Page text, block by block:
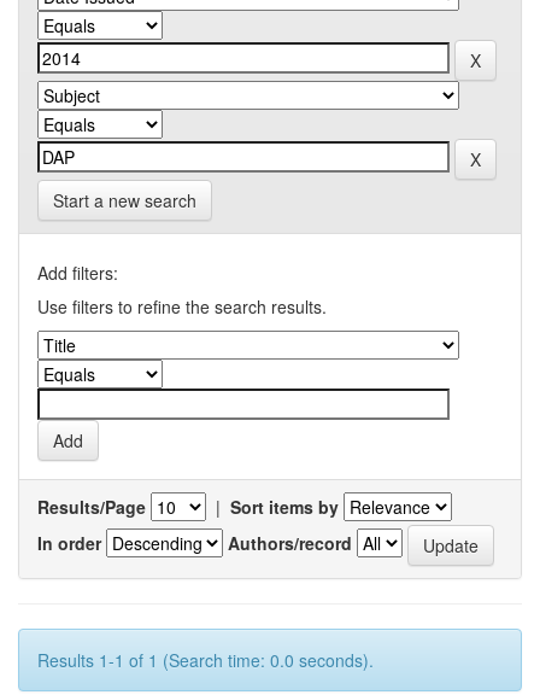
Start a new search
Add filters:
Use filters to refine the search results.
Results/Page | Sort items by
In order
Authors/record
Results 1-1 of 1 (Search time: 0.0 seconds).